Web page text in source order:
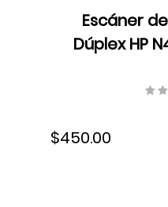
Escáner
Dúplex HP
ppm/80
$450.00